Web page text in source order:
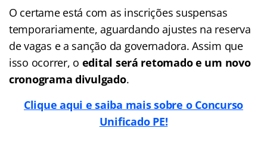
O certame está com as inscrições suspensas
temporariamente, aguardando ajustes na reserva
de vagas e a sanção da governadora. Assim que
isso ocorrer, o edital será retomado e um novo
cronograma divulgado.
Clique aqui e saiba mais sobre o Concurso
Unificado PE!